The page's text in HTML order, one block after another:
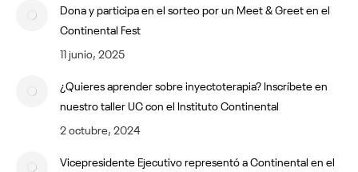
Dona y participa en el sorteo por un Meet & Greet en el
Continental Fest
11 junio, 2025
¿Quieres aprender sobre inyectoterapia? Inscríbete en
nuestro taller UC con el Instituto Continental
2 octubre, 2024
Vicepresidente Ejecutivo representó a Continental en el